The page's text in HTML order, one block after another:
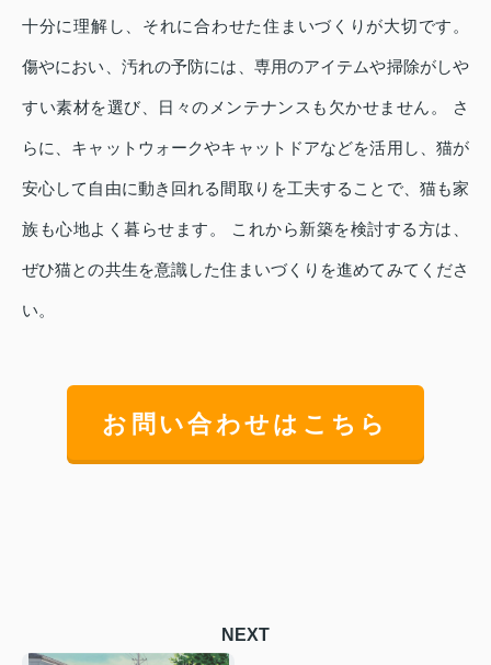
十分に理解し、それに合わせた住まいづくりが大切です。
傷やにおい、汚れの予防には、専用のアイテムや掃除がしや
すい素材を選び、日々のメンテナンスも欠かせません。 さ
らに、キャットウォークやキャットドアなどを活用し、猫が
安心して自由に動き回れる間取りを工夫することで、猫も家
族も心地よく暮らせます。 これから新築を検討する方は、
ぜひ猫との共生を意識した住まいづくりを進めてみてくださ
い。
お問い合わせはこちら
NEXT